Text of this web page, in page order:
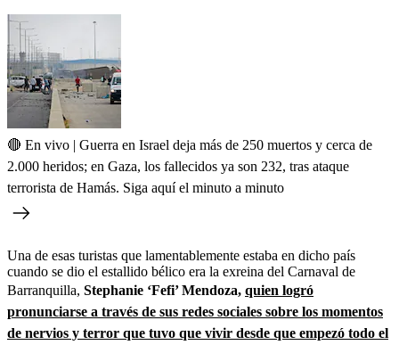
🔴 En vivo | Guerra en Israel deja más de 250 muertos y cerca de
2.000 heridos; en Gaza, los fallecidos ya son 232, tras ataque
terrorista de Hamás. Siga aquí el minuto a minuto
Una de esas turistas que lamentablemente estaba en dicho país
cuando se dio el estallido bélico era la exreina del Carnaval de
Barranquilla, Stephanie ‘Fefi’ Mendoza, quien logró
pronunciarse a través de sus redes sociales sobre los momentos
de nervios y terror que tuvo que vivir desde que empezó todo el